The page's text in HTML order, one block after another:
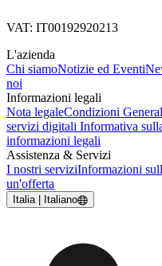
VAT: IT00192920213
L'azienda
Chi siamoNotizie ed Eventi
noi
Informazioni legali
Nota legaleCondizioni
servizi digitali Informativa
informazioni legali
Assistenza & Servizi
I nostri serviziInformazioni
un'offerta
Italia | Italiano